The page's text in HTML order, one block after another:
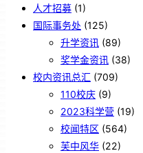
人才招募 (1)
国际事务处 (125)
升学资讯 (89)
奖学金资讯 (38)
校内资讯总汇 (709)
110校庆 (9)
2023科学营 (19)
校闻特区 (564)
芙中风华 (22)